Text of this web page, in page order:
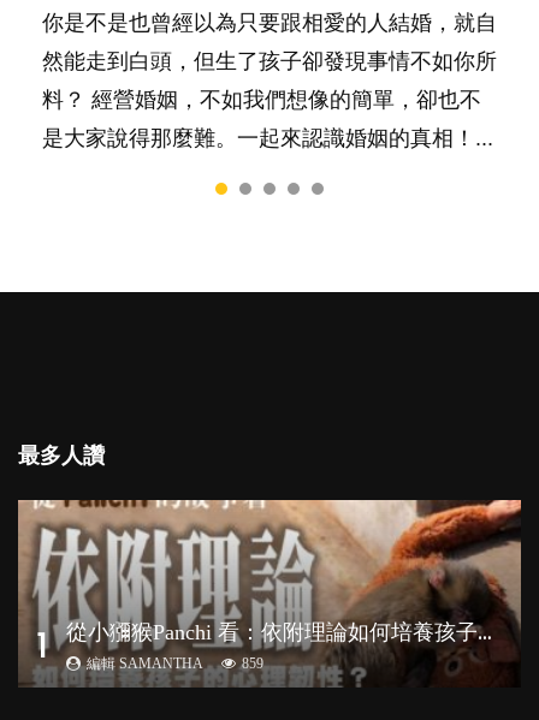
你是不是也曾經以為只要跟相愛的人結婚，就自
然能走到白頭，但生了孩子卻發現事情不如你所
料？ 經營婚姻，不如我們想像的簡單，卻也不
是大家說得那麼難。一起來認識婚姻的真相！...
陽光又健談的孩子總是很容易得到大家的喜愛，
特別是在講究團隊精神、鼓勵大家積極發表意見
的社會，他們彷彿如魚得水；那些愛靜靜觀察、
一個人默默耕耘的孩子呢？卻會讓父母擔心，擔
相信許多人初為人父母，由懷孕開始到孩子呱呱
落地，心中都有數之不盡的問題～這裡一次過集
合我們以往製作過的相關短片。 這段路讓我們
跟你同行～...
有人話學多種語言越早開始越好，有人卻說一時
間太多語言，會令孩子感到混淆，到底誰是誰
非？聽聽專家怎樣說，解開語言學習的迷思～...
很多父母都希望孩子係個「叻仔叻女」，學業別
太差，日常自理井井有條。這樣的孩子是萬中無
一，還是魚與熊掌，不能兼得？...
最多人讚
1 從
小獼猴Panchi 看：依附理論如何培養孩子心理韌性？
編輯 SAMANTHA 859